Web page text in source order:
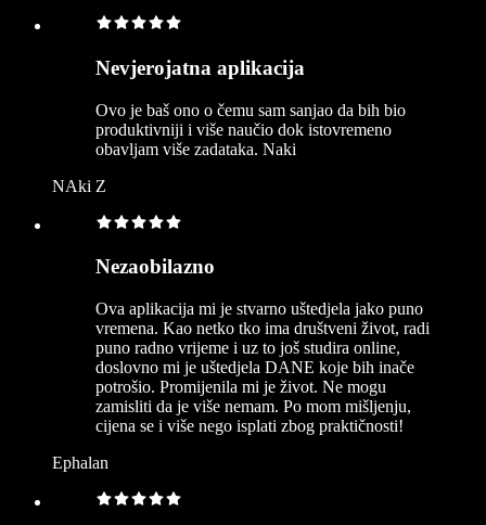
Nevjerojatna aplikacija
Ovo je baš ono o čemu sam sanjao da bih bio
produktivniji i više naučio dok istovremeno
obavljam više zadataka. Naki
NAki Z
Nezaobilazno
Ova aplikacija mi je stvarno uštedjela jako puno
vremena. Kao netko tko ima društveni život, radi
puno radno vrijeme i uz to još studira online,
doslovno mi je uštedjela DANE koje bih inače
potrošio. Promijenila mi je život. Ne mogu
zamisliti da je više nemam. Po mom mišljenju,
cijena se i više nego isplati zbog praktičnosti!
Ephalan